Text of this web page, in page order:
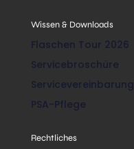
Wissen & Downloads
Flaschen Tour 2026
Servicebroschüre
Servicevereinbarung
PSA-Pflege
Rechtliches